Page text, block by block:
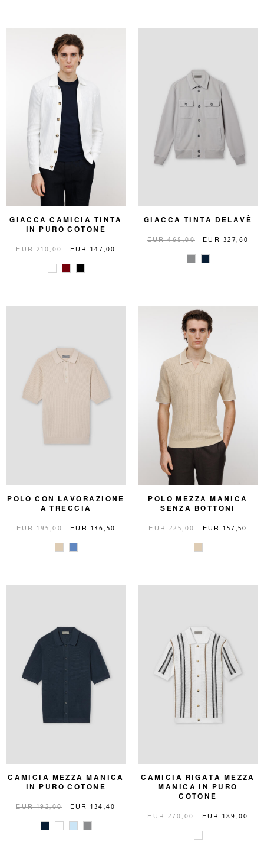
GIACCA CAMICIA TINTA
IN PURO COTONE
EUR 210,00 EUR 147,00
GIACCA TINTA DELAVÈ
EUR 468,00 EUR 327,60
POLO CON LAVORAZIONE
A TRECCIA
EUR 195,00 EUR 136,50
POLO MEZZA MANICA
SENZA BOTTONI
EUR 225,00 EUR 157,50
CAMICIA MEZZA MANICA
IN PURO COTONE
EUR 192,00 EUR 134,40
CAMICIA RIGATA MEZZA
MANICA IN PURO
COTONE
EUR 270,00 EUR 189,00